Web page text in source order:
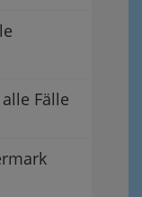
Fälle